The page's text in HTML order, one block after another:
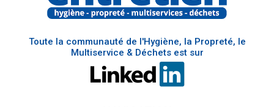
Toute la communauté de l'Hygiène, la Propreté, le
Multiservice & Déchets est sur